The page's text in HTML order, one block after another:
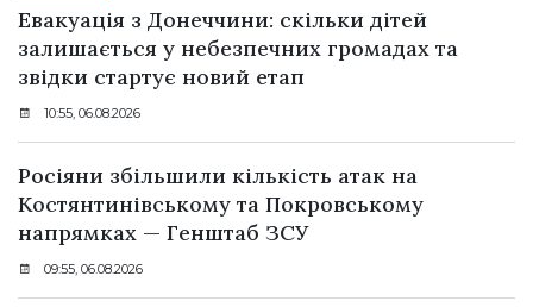
Евакуація з Донеччини: скільки дітей
залишається у небезпечних громадах та
звідки стартує новий етап
10:55, 06.08.2026
Росіяни збільшили кількість атак на
Костянтинівському та Покровському
напрямках — Генштаб ЗСУ
09:55, 06.08.2026